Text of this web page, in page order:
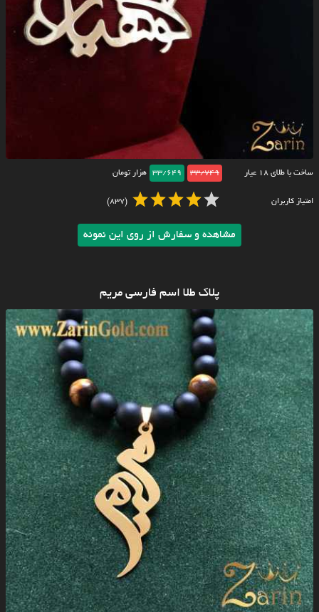
ساخت با طلای ۱۸ عیار 33/749
33/649 هزار تومان
امتیاز کاربران (837)
مشاهده و سفارش از روی این نمونه
پلاک طلا اسم فارسی مریم